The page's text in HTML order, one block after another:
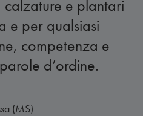
e plantari
e per qualsiasi
competenza e
d’ordine.
(MS)